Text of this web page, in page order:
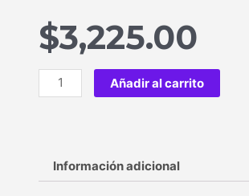
$3,225.00
Añadir al carrito
Información adicional